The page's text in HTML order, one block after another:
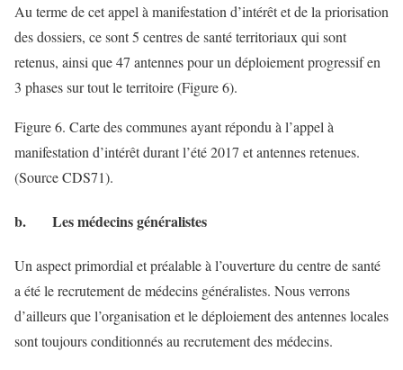
Au terme de cet appel à manifestation d’intérêt et de la priorisation
des dossiers, ce sont 5 centres de santé territoriaux qui sont
retenus, ainsi que 47 antennes pour un déploiement progressif en
3 phases sur tout le territoire (Figure 6).
Figure 6. Carte des communes ayant répondu à l’appel à
manifestation d’intérêt durant l’été 2017 et antennes retenues.
(Source CDS71).
b. Les médecins généralistes
Un aspect primordial et préalable à l’ouverture du centre de santé
a été le recrutement de médecins généralistes. Nous verrons
d’ailleurs que l’organisation et le déploiement des antennes locales
sont toujours conditionnés au recrutement des médecins.